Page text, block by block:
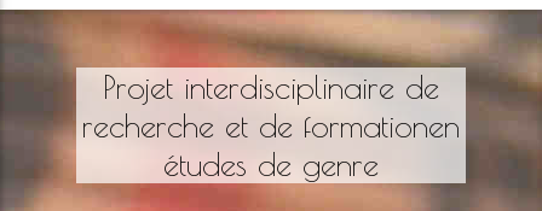
Projet interdisciplinaire de
recherche et de formationen
études de genre